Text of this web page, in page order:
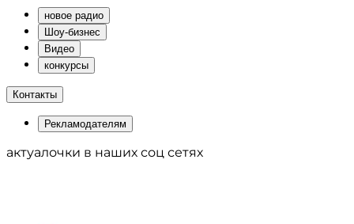
новое радио
Шоу-бизнес
Видео
конкурсы
Контакты
Рекламодателям
актуалочки в наших соц сетях